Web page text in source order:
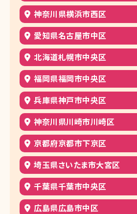
神奈川県横浜市西区
愛知県名古屋市中区
北海道札幌市中央区
福岡県福岡市中央区
兵庫県神戸市中央区
神奈川県川崎市川崎区
京都府京都市下京区
埼玉県さいたま市大宮区
千葉県千葉市中央区
広島県広島市中区